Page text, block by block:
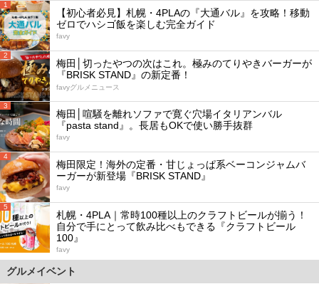
1
【初心者必見】札幌・4PLAの『大通バル』を攻略！移動
ゼロでハシゴ飯を楽しむ完全ガイド
favy
2
梅田│切ったやつの次はこれ。極みのてりやきバーガーが
『BRISK STAND』の新定番！
favyグルメニュース
3
梅田│喧騒を離れソファで寛ぐ穴場イタリアンバル
『pasta stand』。長居もOKで使い勝手抜群
favy
4
梅田限定！海外の定番・甘じょっぱ系ベーコンジャムバ
ーガーが新登場『BRISK STAND』
favy
5
札幌・4PLA｜常時100種以上のクラフトビールが揃う！
自分で手にとって飲み比べもできる『クラフトビール
100』
favy
グルメイベント